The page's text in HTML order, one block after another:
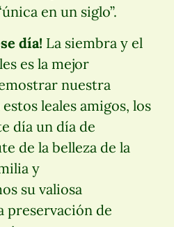
en un siglo”.
día! La siembra y el
es la mejor
nuestra
leales amigos, los
día un día de
de la belleza de la
y
su valiosa
preservación de